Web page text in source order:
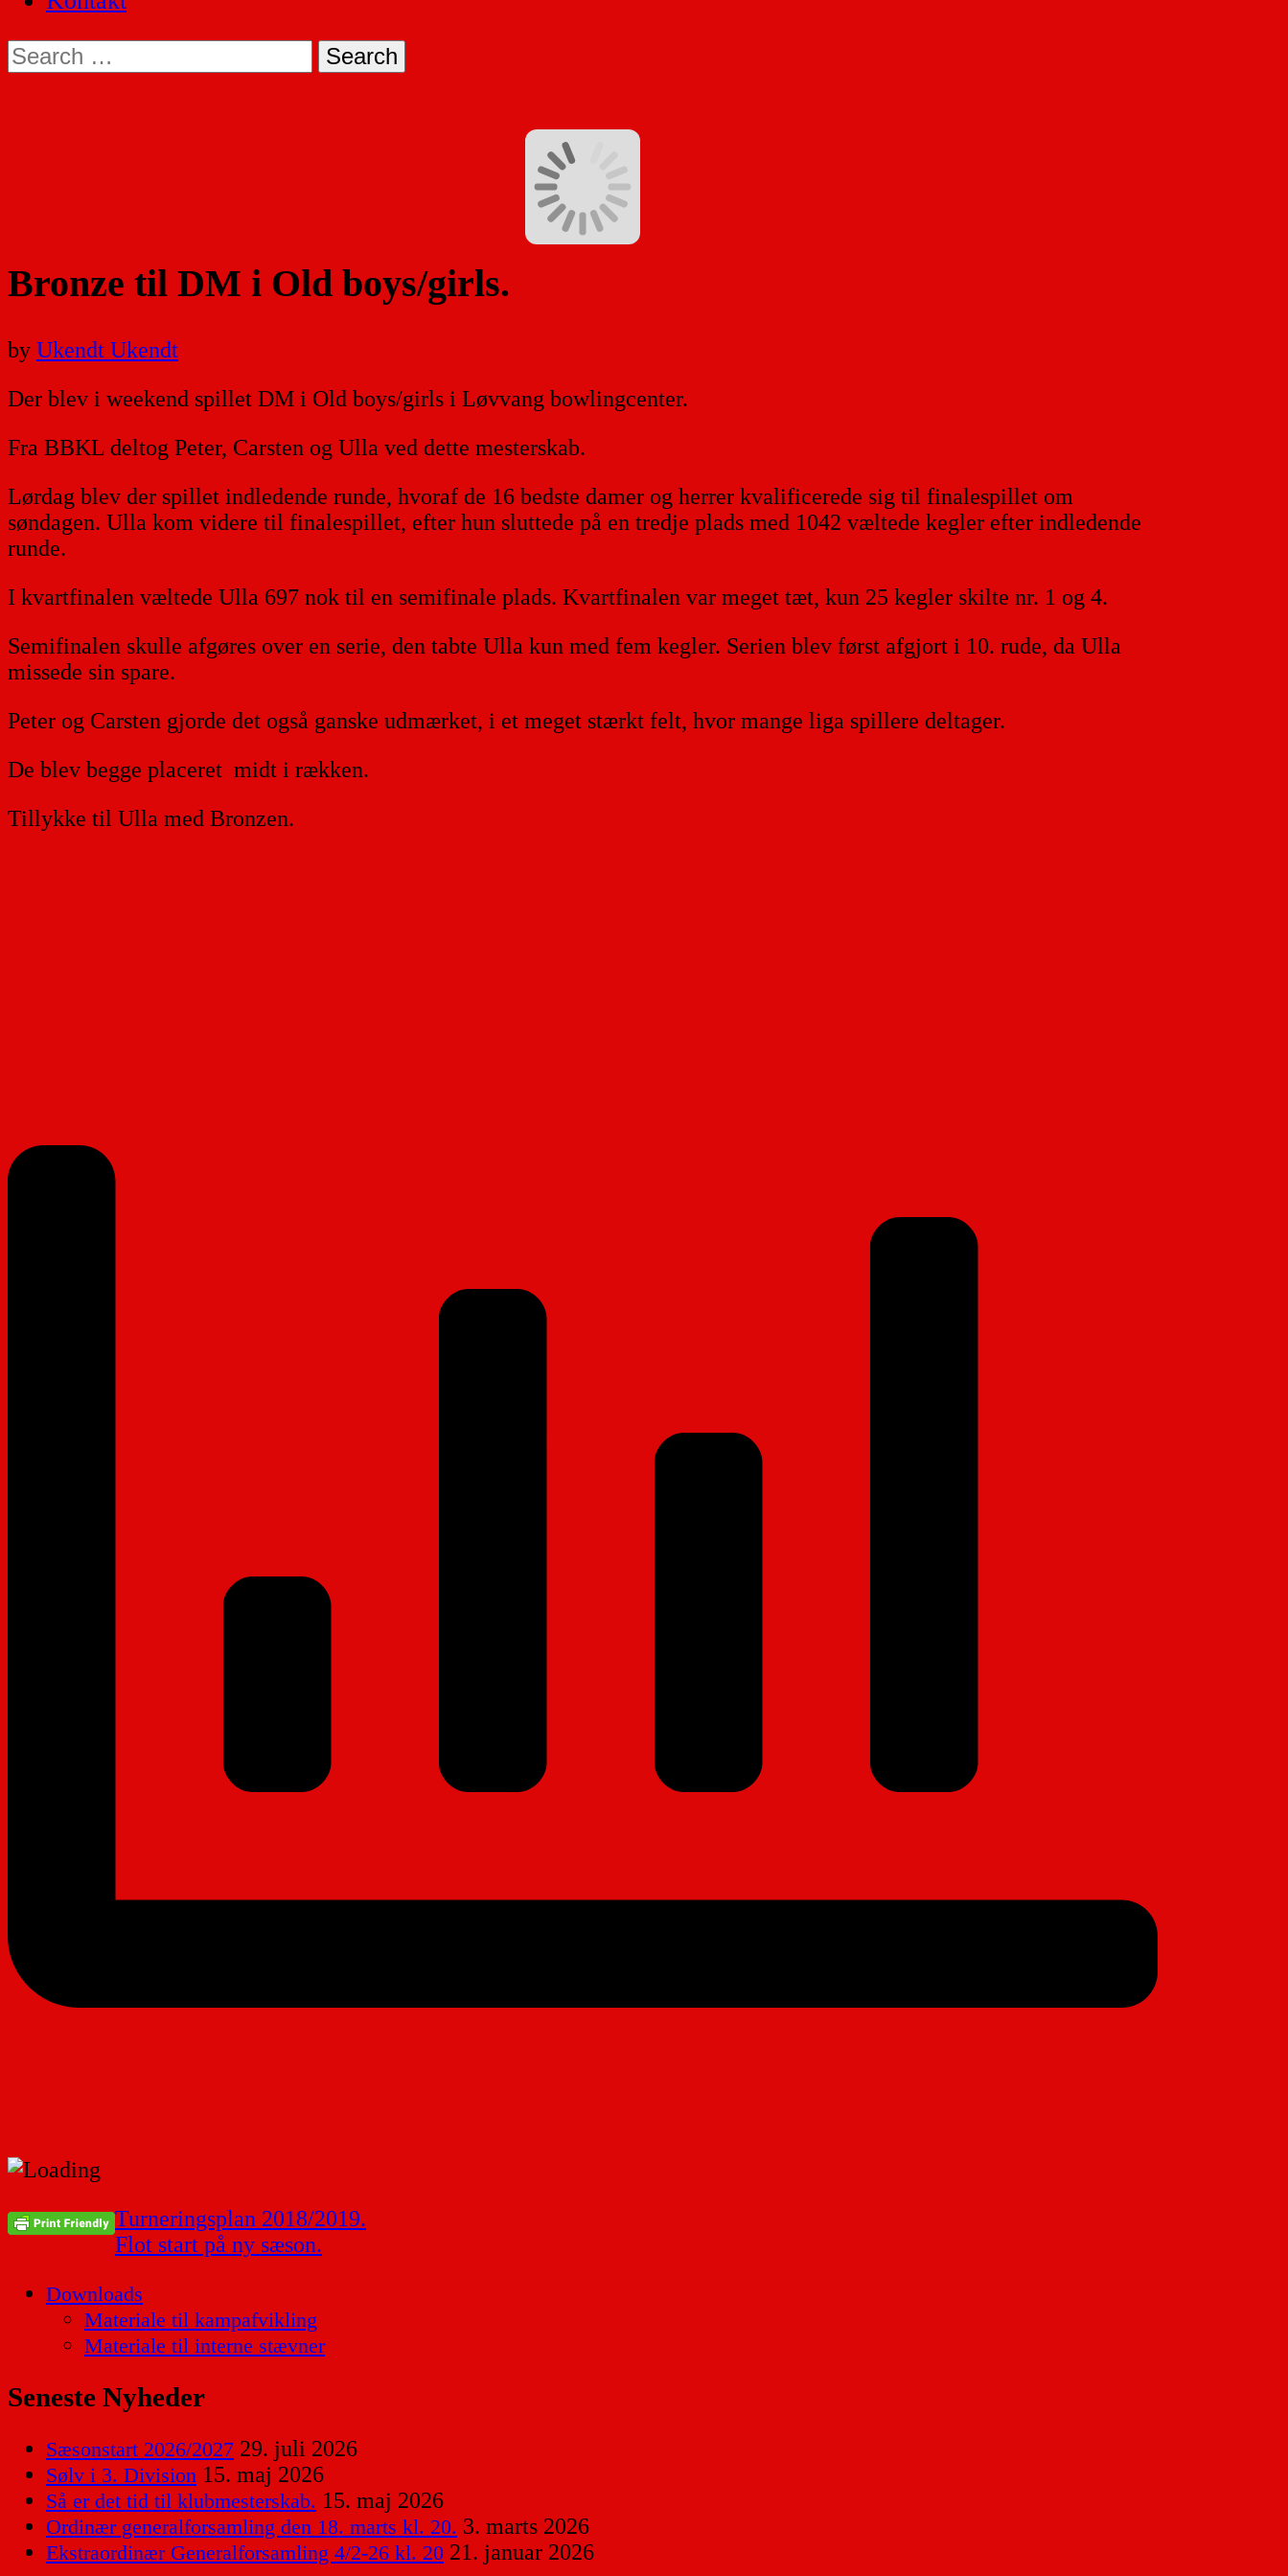
Search
for:
Bronze til DM i Old boys/girls.
by Ukendt Ukendt
Der blev i weekend spillet DM i Old boys/girls i Løvvang bowlingcenter.
Fra BBKL deltog Peter, Carsten og Ulla ved dette mesterskab.
Lørdag blev der spillet indledende runde, hvoraf de 16 bedste damer og herrer kvalificerede sig til finalespillet om
søndagen. Ulla kom videre til finalespillet, efter hun sluttede på en tredje plads med 1042 væltede kegler efter indledende
runde.
I kvartfinalen væltede Ulla 697 nok til en semifinale plads. Kvartfinalen var meget tæt, kun 25 kegler skilte nr. 1 og 4.
Semifinalen skulle afgøres over en serie, den tabte Ulla kun med fem kegler. Serien blev først afgjort i 10. rude, da Ulla
missede sin spare.
Peter og Carsten gjorde det også ganske udmærket, i et meget stærkt felt, hvor mange liga spillere deltager.
De blev begge placeret midt i rækken.
Tillykke til Ulla med Bronzen.
Indlægsnavigation
Turneringsplan 2018/2019.
Flot start på ny sæson.
Downloads
Materiale til kampafvikling
Materiale til interne stævner
Seneste Nyheder
Sæsonstart 2026/2027 29. juli 2026
Sølv i 3. Division 15. maj 2026
Så er det tid til klubmesterskab. 15. maj 2026
Ordinær generalforsamling den 18. marts kl. 20. 3. marts 2026
Ekstraordinær Generalforsamling 4/2-26 kl. 20 21. januar 2026